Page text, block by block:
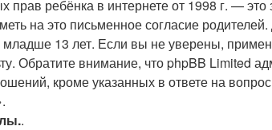
ребёнка в интернете от 1998 г. —
на это письменное согласие
13 лет. Если вы не уверены,
Обратите внимание, что phpBB Limited
кроме указанных в ответе на
.